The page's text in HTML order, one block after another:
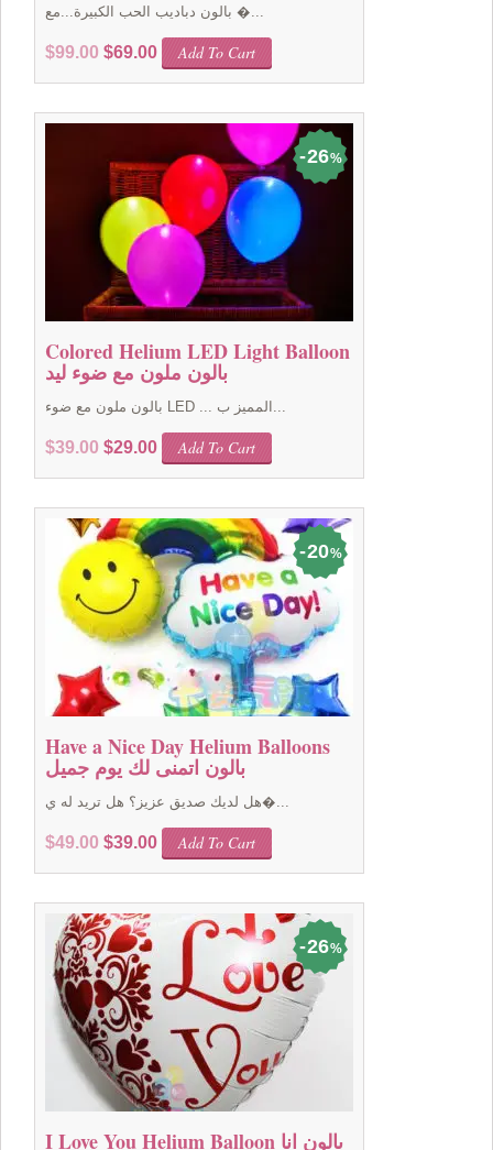
بالون دباديب الحب الكبيرة...مع �...
$99.00 Original
$99.00.
$69.00Current
price
$69.00.
Add To Cart
26%
Colored Helium LED Light Balloon
بالون ملون مع ضوء ليد
بالون ملون مع ضوء LED ... المميز ب...
$39.00 Original
$39.00.
$29.00Current
price
$29.00.
Add To Cart
20%
Have a Nice Day Helium Balloons
بالون اتمنى لك يوم جميل
هل لديك صديق عزيز؟ هل تريد له ي�...
$49.00 Original
$49.00.
$39.00Current
price
$39.00.
Add To Cart
26%
I Love You Helium Balloon بالون انا